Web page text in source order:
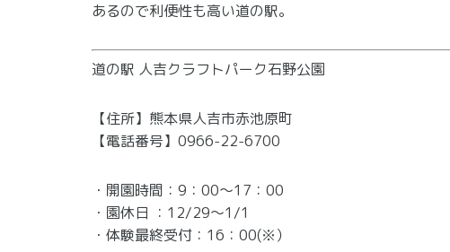
あるので利便性も高い道の駅。
道の駅 人吉クラフトパーク石野公園
【住所】熊本県人吉市赤池原町
【電話番号】0966-22-6700
・開園時間：9：00～17：00
・園休日 ：12/29～1/1
・体験最終受付：16：00(※）